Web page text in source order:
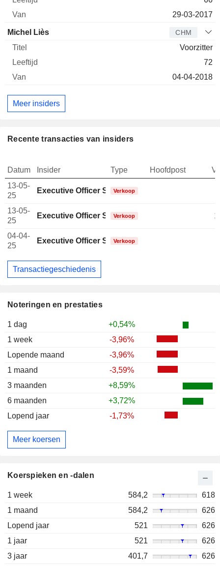
Noteringen en prestaties
1 dag
+0,54%
1 week
-3,96%
Lopende maand
-3,96%
1 maand
-3,59%
3 maanden
+8,59%
6 maanden
+3,72%
Lopend jaar
-1,73%
Meer koersen
Koerspieken en -dalen
1 week 584,2
618
1 maand
584,2
626
Lopend jaar
521
626
1 jaar
521
626
3 jaar
401,7
626
29-03-2017
Michel Liès CHM
Voorzitter
72
04-04-2018
Meer insiders
Recente transacties van insiders
Datum Insider Type Hoofdpost
13-05-
25
Executive Officer SwissVerkoop
13-05-
25
Executive Officer SwissVerkoop
04-04-
25
Executive Officer SwissVerkoop
Transactiegeschiedenis